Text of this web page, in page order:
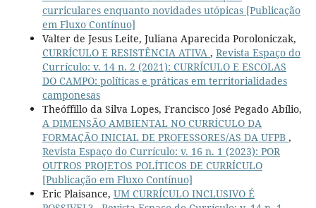
curriculares enquanto novidades utópicas [Publicação
em Fluxo Contínuo]
Valter de Jesus Leite, Juliana Aparecida Poroloniczak,
CURRÍCULO E RESISTÊNCIA ATIVA , Revista Espaço do
Currículo: v. 14 n. 2 (2021): CURRÍCULO E ESCOLAS
DO CAMPO: políticas e práticas em territorialidades
camponesas
Theóffillo da Silva Lopes, Francisco José Pegado Abílio,
A DIMENSÃO AMBIENTAL NO CURRÍCULO DA
FORMAÇÃO INICIAL DE PROFESSORES/AS DA UFPB ,
Revista Espaço do Currículo: v. 16 n. 1 (2023): POR
OUTROS PROJETOS POLÍTICOS DE CURRÍCULO
[Publicação em Fluxo Contínuo]
Eric Plaisance, UM CURRÍCULO INCLUSIVO É